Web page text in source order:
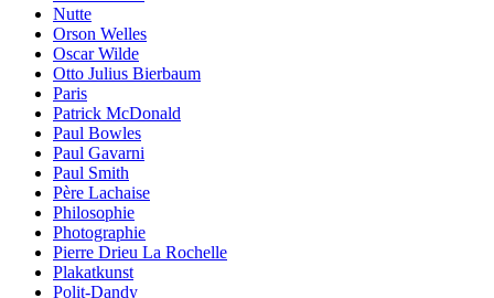
Nutte
Orson Welles
Oscar Wilde
Otto Julius Bierbaum
Paris
Patrick McDonald
Paul Bowles
Paul Gavarni
Paul Smith
Père Lachaise
Philosophie
Photographie
Pierre Drieu La Rochelle
Plakatkunst
Polit-Dandy